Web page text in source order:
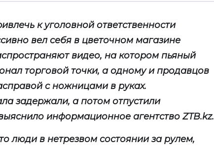
к уголовной ответственности
вел себя в цветочном магазине
видео, на котором пьяный
торговой точки, а одному и продавцов
с ножницами в руках.
задержали, а потом отпустили
информационное агентствоZTB.kz.
люди в нетрезвом состоянии за рулем,